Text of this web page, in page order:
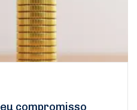
compromisso